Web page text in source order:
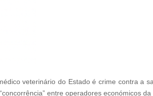
veterinário do Estado é crime contra a
entre operadores económicos da